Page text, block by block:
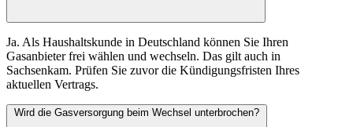
Ja. Als Haushaltskunde in Deutschland können Sie Ihren
Gasanbieter frei wählen und wechseln. Das gilt auch in
Sachsenkam. Prüfen Sie zuvor die Kündigungsfristen Ihres
aktuellen Vertrags.
Wird die Gasversorgung beim Wechsel unterbrochen?